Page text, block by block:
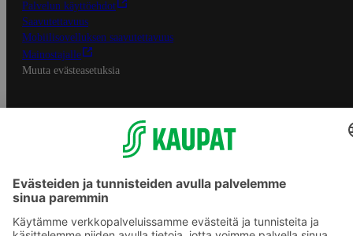
Palvelun käyttöehdot
Saavutettavuus
Mobiilisovelluksen saavutettavuus
Mainostajalle
Muuta evästeasetuksia
S-ryhmän palvelut
S-ryhmä
Asiakasomistajuus
S-ostoslista -sovellus